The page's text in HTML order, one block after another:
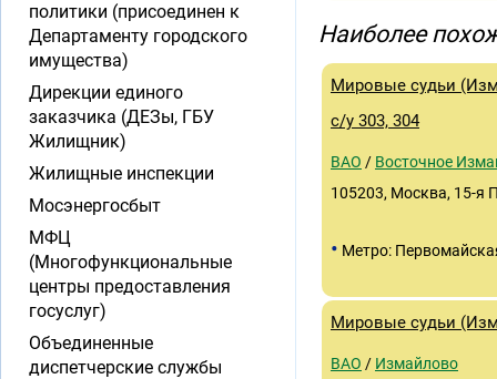
Наиболее
Мировые судьи
с/у 303, 304
ВАО / Восточное
105203, Москва, 15-я
• Метро:
Мировые судьи
ВАО / Измайлово
политики (присоединен к
Департаменту городского
имущества)
Дирекции единого
заказчика (ДЕЗы, ГБУ
Жилищник)
Жилищные инспекции
Мосэнергосбыт
МФЦ
(Многофункциональные
центры предоставления
госуслуг)
Объединенные
диспетчерские службы